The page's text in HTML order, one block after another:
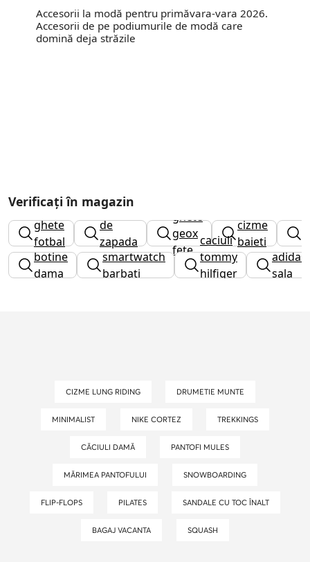
Accesorii la modă pentru primăvara-vara 2026.
Accesorii de pe podiumurile de modă care
domină deja străzile
Verificați în magazin
ghete
fotbal
cizme
de
zapada
fete
ghete
geox
fete
cizme
baieti
botine
dama
smartwatch
barbati
caciuli
tommy
hilfiger
adidasi
sala
CIZME LUNG RIDING DRUMETIE MUNTE
MINIMALIST NIKE CORTEZ TREKKINGS
CĂCIULI DAMĂ PANTOFI MULES
MĂRIMEA PANTOFULUI SNOWBOARDING
FLIP-FLOPS PILATES SANDALE CU TOC ÎNALT
BAGAJ VACANTA SQUASH